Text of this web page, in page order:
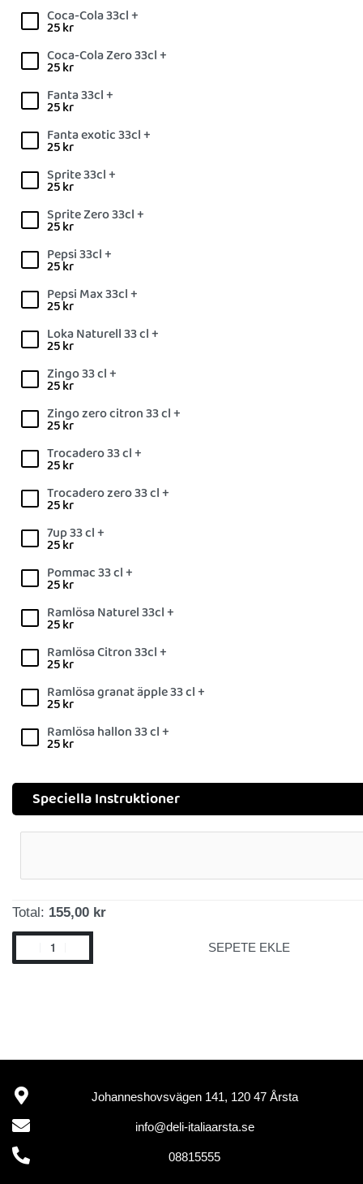
Coca-Cola 33cl +
25kr
Coca-Cola Zero 33cl +
25kr
Fanta 33cl +
25kr
Fanta exotic 33cl +
25kr
Sprite 33cl +
25kr
Sprite Zero 33cl +
25kr
Pepsi 33cl +
25kr
Pepsi Max 33cl +
25kr
Loka Naturell 33 cl +
25kr
Zingo 33 cl +
25kr
Zingo zero citron 33 cl +
25kr
Trocadero 33 cl +
25kr
Trocadero zero 33 cl +
25kr
7up 33 cl +
25kr
Pommac 33 cl +
25kr
Ramlösa Naturel 33cl +
25kr
Ramlösa Citron 33cl +
25kr
Ramlösa granat äpple 33 cl +
25kr
Ramlösa hallon 33 cl +
25kr
Speciella Instruktioner
Total: 155,00 kr
SEPETE EKLE
Johanneshovsvägen 141, 120 47 Årsta
info@deli-italiaarsta.se
08815555